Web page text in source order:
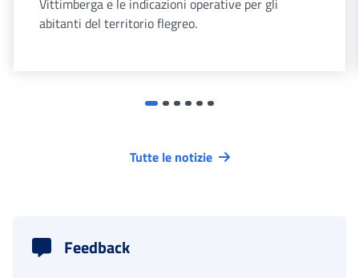
Vittimberga e le indicazioni operative per gli
abitanti del territorio flegreo.
Tutte le notizie
Feedback